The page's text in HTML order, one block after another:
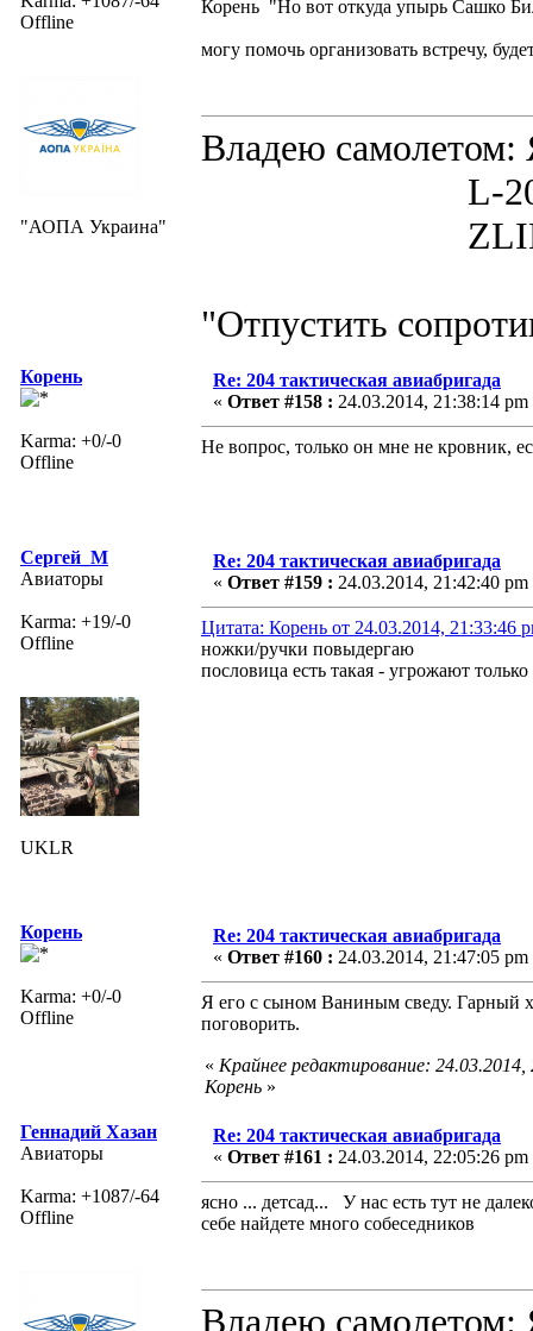
Offline
"АОПА Украина"
Корень "Но вот откуда упырь Сашко
могу помочь организовать встречу,
Владею
L-200D
ZLIN 526
"Отпустить
Корень
Karma: +0/-0
Offline
Re: 204 тактическая авиабригада
« Ответ #158 : 24.03.2014, 21:38:14 pm
Не вопрос, только он мне не кровник,
Сергей_М
Авиаторы
Karma: +19/-0
Offline
UKLR
Re: 204 тактическая авиабригада
« Ответ #159 : 24.03.2014, 21:42:40 pm
Цитата: Корень от 24.03.2014, 21:33:46
ножки/ручки повыдергаю
пословица есть такая - угрожают
Корень
Karma: +0/-0
Offline
Re: 204 тактическая авиабригада
« Ответ #160 : 24.03.2014, 21:47:05 pm
Я его с сыном Ваниным сведу. Гарный
поговорить.
« Крайнее редактирование:
Корень »
Геннадий Хазан
Авиаторы
Karma: +1087/-64
Offline
Re: 204 тактическая авиабригада
« Ответ #161 : 24.03.2014, 22:05:26 pm
ясно ... детсад... У нас есть тут не
себе найдете много собеседников
Владею